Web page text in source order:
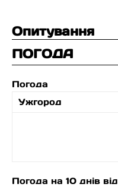
Опитування
ПОГОДА
Погода
Ужгород
Погода на 10 днів від